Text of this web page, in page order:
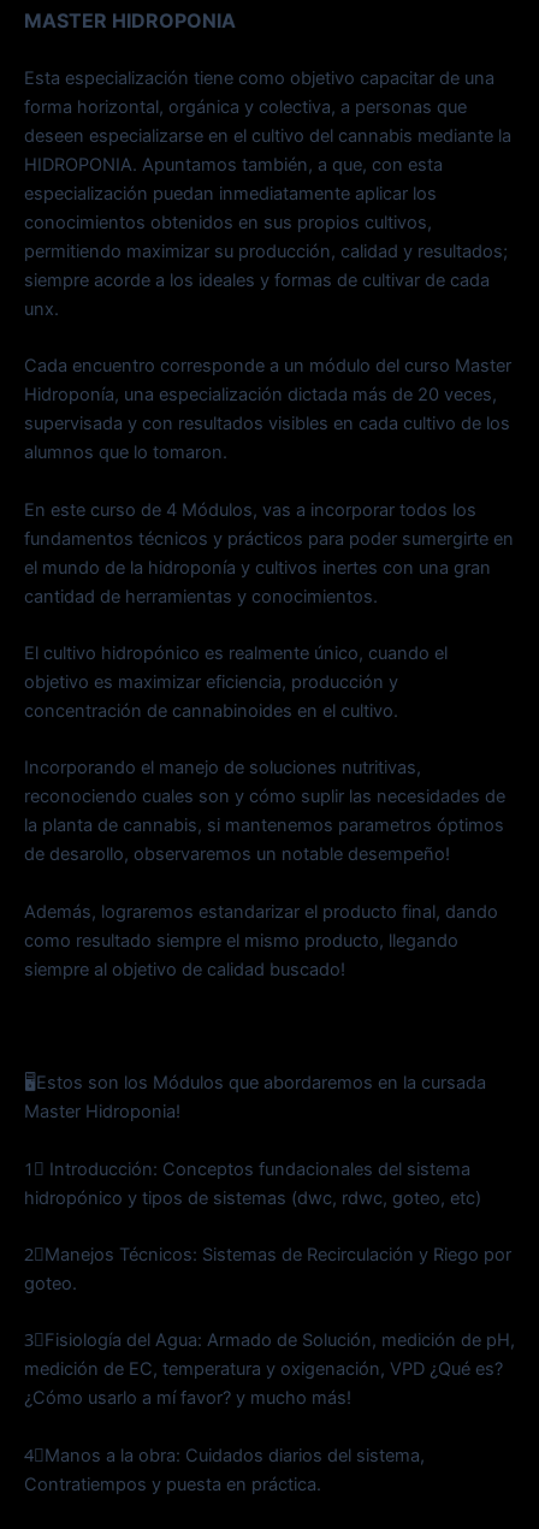
MASTER HIDROPONIA
Esta especialización tiene como objetivo capacitar de una
forma horizontal, orgánica y colectiva, a personas que
deseen especializarse en el cultivo del cannabis mediante la
HIDROPONIA. Apuntamos también, a que, con esta
especialización puedan inmediatamente aplicar los
conocimientos obtenidos en sus propios cultivos,
permitiendo maximizar su producción, calidad y resultados;
siempre acorde a los ideales y formas de cultivar de cada
unx.
Cada encuentro corresponde a un módulo del curso Master
Hidroponía, una especialización dictada más de 20 veces,
supervisada y con resultados visibles en cada cultivo de los
alumnos que lo tomaron.
En este curso de 4 Módulos, vas a incorporar todos los
fundamentos técnicos y prácticos para poder sumergirte en
el mundo de la hidroponía y cultivos inertes con una gran
cantidad de herramientas y conocimientos.
El cultivo hidropónico es realmente único, cuando el
objetivo es maximizar eficiencia, producción y
concentración de cannabinoides en el cultivo.
Incorporando el manejo de soluciones nutritivas,
reconociendo cuales son y cómo suplir las necesidades de
la planta de cannabis, si mantenemos parametros óptimos
de desarollo, observaremos un notable desempeño!
Además, lograremos estandarizar el producto final, dando
como resultado siempre el mismo producto, llegando
siempre al objetivo de calidad buscado!
🖥️Estos son los Módulos que abordaremos en la cursada
Master Hidroponia!
1⃣ Introducción: Conceptos fundacionales del sistema
hidropónico y tipos de sistemas (dwc, rdwc, goteo, etc)
2⃣Manejos Técnicos: Sistemas de Recirculación y Riego por
goteo.
3⃣Fisiología del Agua: Armado de Solución, medición de pH,
medición de EC, temperatura y oxigenación, VPD ¿Qué es?
¿Cómo usarlo a mí favor? y mucho más!
4⃣Manos a la obra: Cuidados diarios del sistema,
Contratiempos y puesta en práctica.